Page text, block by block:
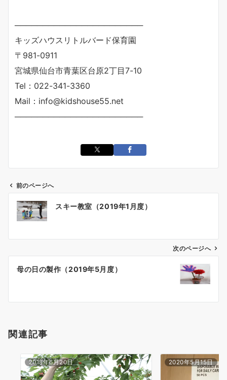
───────────────────────
キッズハウスリトルバード保育園
〒981-0911
宮城県仙台市青葉区台原2丁目7-10
Tel：022-341-3360
Mail：info@kidshouse55.net
───────────────────────
前のページへ
スキー教室（2019年1月度）
次のページへ
母の日の製作（2019年5月度）
関連記事
2018年6月20日 2020年5月15日